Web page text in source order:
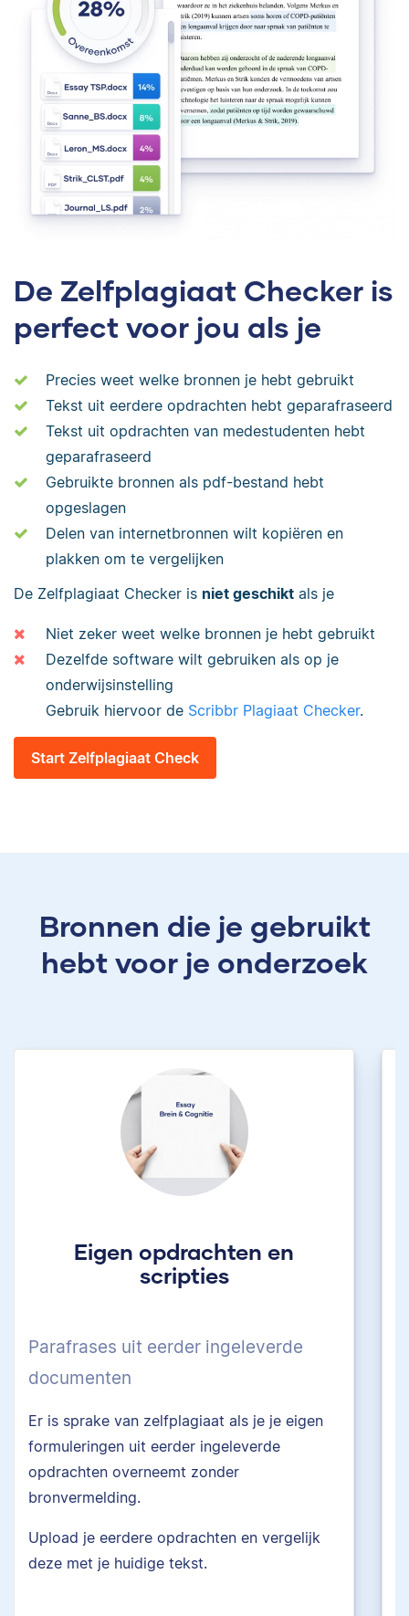
De Zelfplagiaat Checker is
perfect voor jou als je
Precies weet welke bronnen je hebt gebruikt
Tekst uit eerdere opdrachten hebt geparafraseerd
Tekst uit opdrachten van medestudenten hebt
geparafraseerd
Gebruikte bronnen als pdf-bestand hebt
opgeslagen
Delen van internetbronnen wilt kopiëren en
plakken om te vergelijken
De Zelfplagiaat Checker is niet geschikt als je
Niet zeker weet welke bronnen je hebt gebruikt
Dezelfde software wilt gebruiken als op je
onderwijsinstelling
Gebruik hiervoor de Scribbr Plagiaat Checker.
Start Zelfplagiaat Check
Bronnen die je gebruikt
hebt voor je onderzoek
Eigen opdrachten en
scripties
Parafrases uit eerder ingeleverde
documenten
Er is sprake van zelfplagiaat als je je eigen
formuleringen uit eerder ingeleverde
opdrachten overneemt zonder
bronvermelding.
Upload je eerdere opdrachten en vergelijk
deze met je huidige tekst.